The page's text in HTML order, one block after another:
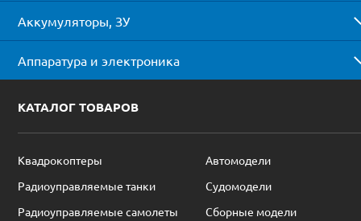
Аккумуляторы, ЗУ
Аппаратура и электроника
КАТАЛОГ ТОВАРОВ
Квадрокоптеры
Автомодели
Радиоуправляемые танки
Судомодели
Радиоуправляемые самолеты
Сборные модели